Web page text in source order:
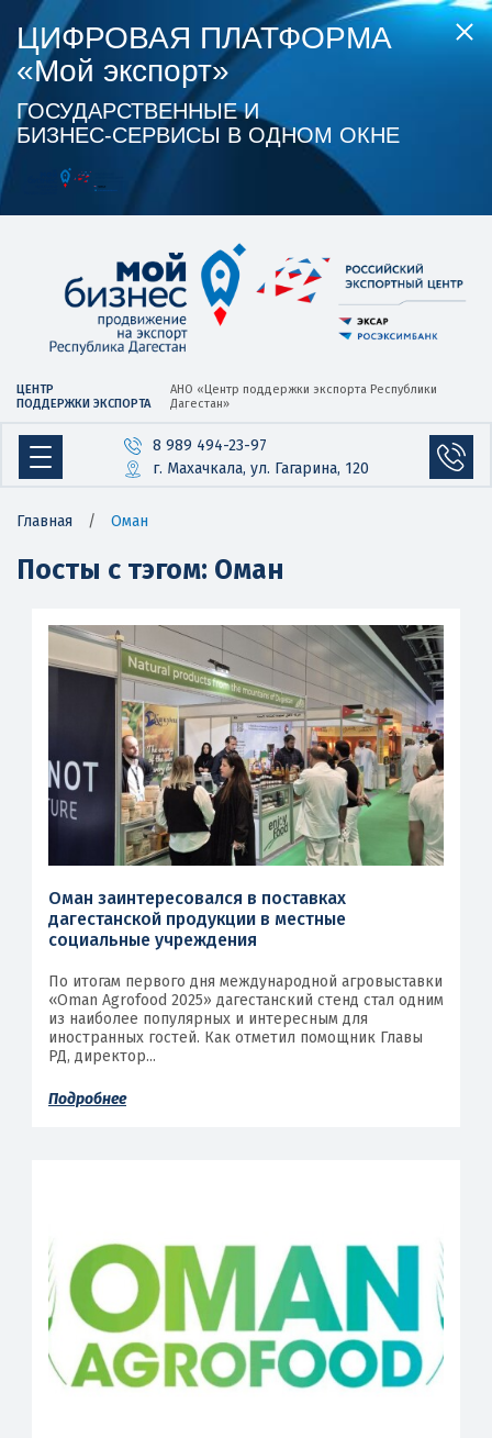
ЦИФРОВАЯ ПЛАТФОРМА
«Мой экспорт»
ГОСУДАРСТВЕННЫЕ И
БИЗНЕС‑СЕРВИСЫ В ОДНОМ ОКНЕ
ЦЕНТР
ПОДДЕРЖКИ ЭКСПОРТА
АНО «Центр поддержки экспорта Республики
Дагестан»
8 989 494-23-97
г. Махачкала, ул. Гагарина, 120
Главная / Оман
Посты с тэгом: Оман
Оман заинтересовался в поставках
дагестанской продукции в местные
социальные учреждения
По итогам первого дня международной агровыставки
«Oman Agrofood 2025» дагестанский стенд стал одним
из наиболее популярных и интересным для
иностранных гостей. Как отметил помощник Главы
РД, директор...
Подробнее